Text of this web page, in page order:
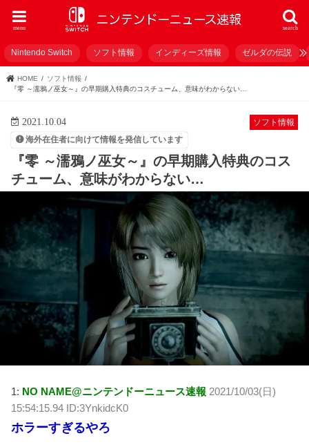
search
menu
Nintendo Switch ソフト情報 インディーズ情報 ゼルダの伝説
HOME
ソフト情報
『零 ～濡鴉ノ巫女～』の早期購入特典のコスチューム、意味がわからない…
ソフト情報
2021.10.04
海外在住者に向けて情報を発信しています
『零 ～濡鴉ノ巫女～』の早期購入特典のコス
チューム、意味がわからない…
1: NO NAME@ニンテンドーニュース速報 2021/10/03(日)
15:54:15.94 ID:3YnkidcK0
ホラーすぎるやろ